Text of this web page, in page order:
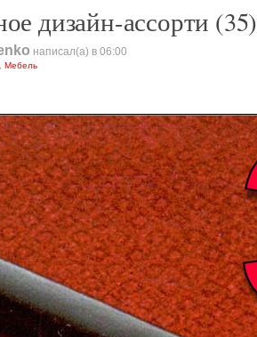
дизайн-ассорти (35)
написал(а) в 06:00
, Мебель